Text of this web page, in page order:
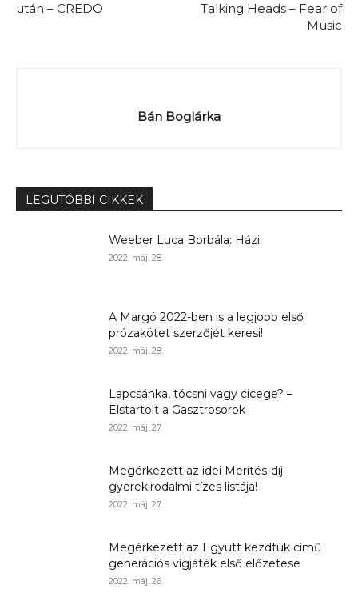
után – CREDO
Talking Heads – Fear of
Music
Bán Boglárka
LEGUTÓBBI CIKKEK
Weeber Luca Borbála: Házi
2022. máj. 28.
A Margó 2022-ben is a legjobb első
prózakötet szerzőjét keresi!
2022. máj. 28.
Lapcsánka, tócsni vagy cicege? –
Elstartolt a Gasztrosorok
2022. máj. 27.
Megérkezett az idei Merítés-díj
gyerekirodalmi tízes listája!
2022. máj. 27.
Megérkezett az Együtt kezdtük című
generációs vígjáték első előzetese
2022. máj. 26.